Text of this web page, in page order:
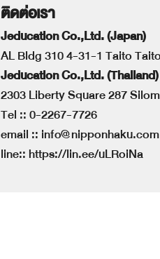
ติดต่อเรา
Jeducation Co.,Ltd. (Japan)
AL Bldg 310 4-31-1 Taito
Jeducation Co.,Ltd. (Thailand)
2303 Liberty Square 287
Tel ::0-2267-7726
email :: info@nipponhaku.com
line::https://lin.ee/uLRoiNa